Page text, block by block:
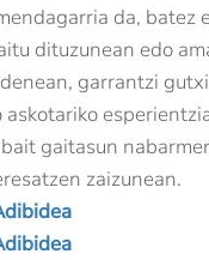
da, batez
dituzunean edo
garrantzi
askotariko
gaitasun
zaizunean.